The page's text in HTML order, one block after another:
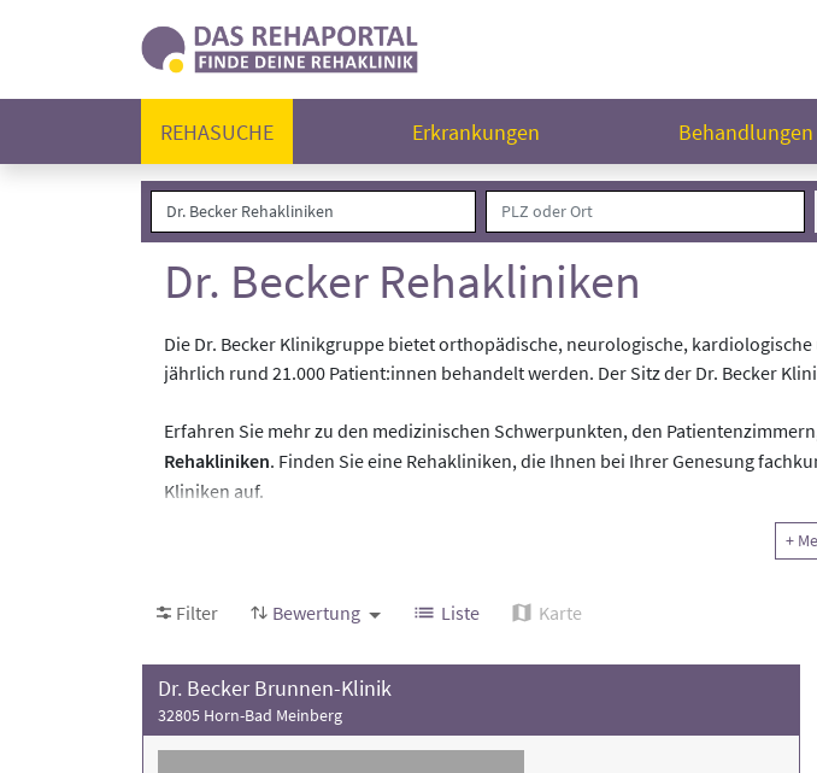
REHASUCHE Erkrankungen Behandlungen
Dr. Becker Rehakliniken
Die Dr. Becker Klinikgruppe bietet orthopädische, neurologische,
jährlich rund 21.000 Patient:innen behandelt werden. Der Sitz der Dr. Becker
Erfahren Sie mehr zu den medizinischen Schwerpunkten, den
Rehakliniken. Finden Sie eine Rehakliniken, die Ihnen bei Ihrer Genesung
Kliniken auf.
+
Filter Bewertung Liste Karte
Dr. Becker Brunnen-Klinik
32805 Horn-Bad Meinberg